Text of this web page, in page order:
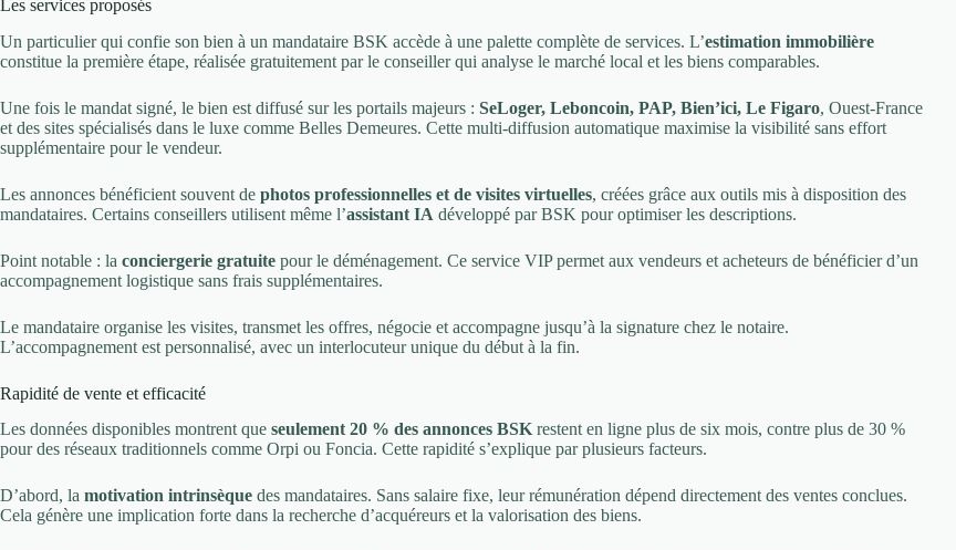
Les services proposés
Un particulier qui confie son bien à un mandataire BSK accède à une palette complète de services. L’estimation immobilière
constitue la première étape, réalisée gratuitement par le conseiller qui analyse le marché local et les biens comparables.
Une fois le mandat signé, le bien est diffusé sur les portails majeurs : SeLoger, Leboncoin, PAP, Bien’ici, Le Figaro, Ouest-France
et des sites spécialisés dans le luxe comme Belles Demeures. Cette multi-diffusion automatique maximise la visibilité sans effort
supplémentaire pour le vendeur.
Les annonces bénéficient souvent de photos professionnelles et de visites virtuelles, créées grâce aux outils mis à disposition des
mandataires. Certains conseillers utilisent même l’assistant IA développé par BSK pour optimiser les descriptions.
Point notable : la conciergerie gratuite pour le déménagement. Ce service VIP permet aux vendeurs et acheteurs de bénéficier d’un
accompagnement logistique sans frais supplémentaires.
Le mandataire organise les visites, transmet les offres, négocie et accompagne jusqu’à la signature chez le notaire.
L’accompagnement est personnalisé, avec un interlocuteur unique du début à la fin.
Rapidité de vente et efficacité
Les données disponibles montrent que seulement 20 % des annonces BSKrestent en ligne plus de six mois, contre plus de 30 %
pour des réseaux traditionnels comme Orpi ou Foncia. Cette rapidité s’explique par plusieurs facteurs.
D’abord, la motivation intrinsèque des mandataires. Sans salaire fixe, leur rémunération dépend directement des ventes conclues.
Cela génère une implication forte dans la recherche d’acquéreurs et la valorisation des biens.